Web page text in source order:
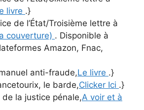
livre .}
de l’État/Troisième lettre à
couverture) . Disponible à
Amazon, Fnac,
anti-fraude,Le livre .}
le barde,Clicker Ici .}
de la justice pénale,A voir et à